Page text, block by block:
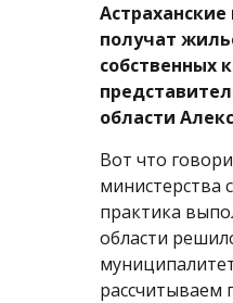
получат
собственных
области
Вот что
министерства
практика
области
рассчитываем